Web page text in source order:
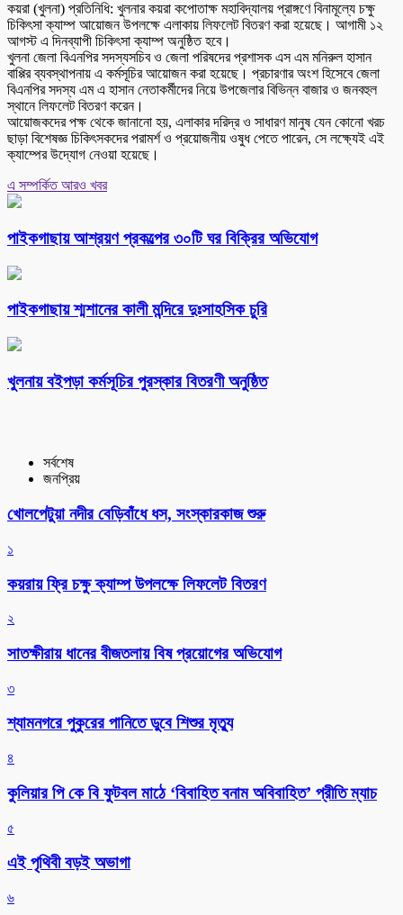
কয়রা (খুলনা) প্রতিনিধি: খুলনার কয়রা কপোতাক্ষ মহাবিদ্যালয় প্রাঙ্গণে বিনামূল্যে চক্ষু
চিকিৎসা ক্যাম্প আয়োজন উপলক্ষে এলাকায় লিফলেট বিতরণ করা হয়েছে। আগামী ১২
আগস্ট এ দিনব্যাপী চিকিৎসা ক্যাম্প অনুষ্ঠিত হবে।
খুলনা জেলা বিএনপির সদস্যসচিব ও জেলা পরিষদের প্রশাসক এস এম মনিরুল হাসান
বাপ্পির ব্যবস্থাপনায় এ কর্মসূচির আয়োজন করা হয়েছে। প্রচারণার অংশ হিসেবে জেলা
বিএনপির সদস্য এম এ হাসান নেতাকর্মীদের নিয়ে উপজেলার বিভিন্ন বাজার ও জনবহুল
স্থানে লিফলেট বিতরণ করেন।
আয়োজকদের পক্ষ থেকে জানানো হয়, এলাকার দরিদ্র ও সাধারণ মানুষ যেন কোনো খরচ
ছাড়া বিশেষজ্ঞ চিকিৎসকদের পরামর্শ ও প্রয়োজনীয় ওষুধ পেতে পারেন, সে লক্ষ্যেই এই
ক্যাম্পের উদ্যোগ নেওয়া হয়েছে।
এ সম্পর্কিত আরও খবর
পাইকগাছায় আশ্রয়ণ প্রকল্পের ৩০টি ঘর বিক্রির অভিযোগ
পাইকগাছায় শ্মশানের কালী মন্দিরে দুঃসাহসিক চুরি
খুলনায় বইপড়া কর্মসূচির পুরস্কার বিতরণী অনুষ্ঠিত
সর্বশেষ
জনপ্রিয়
খোলপেটুয়া নদীর বেড়িবাঁধে ধস, সংস্কারকাজ শুরু
১
কয়রায় ফ্রি চক্ষু ক্যাম্প উপলক্ষে লিফলেট বিতরণ
২
সাতক্ষীরায় ধানের বীজতলায় বিষ প্রয়োগের অভিযোগ
৩
শ্যামনগরে পুকুরের পানিতে ডুবে শিশুর মৃত্যু
৪
কুলিয়ার পি কে বি ফুটবল মাঠে ‘বিবাহিত বনাম অবিবাহিত’ প্রীতি ম্যাচ
৫
এই পৃথিবী বড়ই অভাগা
৬